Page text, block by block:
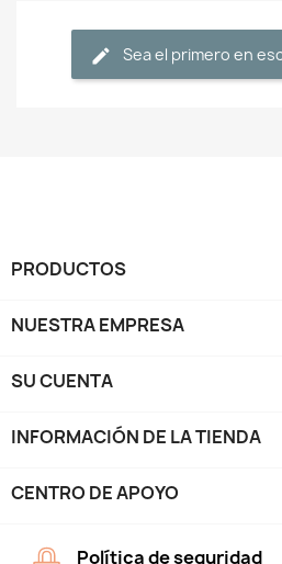
Sea el primero en
PRODUCTOS
NUESTRA EMPRESA
SU CUENTA
INFORMACIÓN DE LA TIENDA
CENTRO DE APOYO
Política de seguridad